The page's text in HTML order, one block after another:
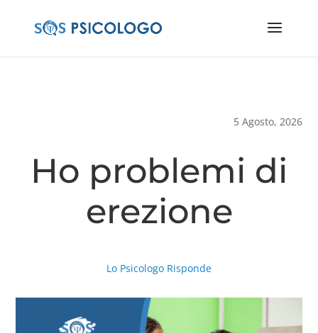
5 Agosto, 2026
Ho problemi di
erezione
Lo Psicologo Risponde